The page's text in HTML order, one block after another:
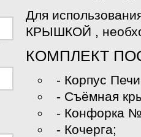
Для
КРЫШКОЙ ,
КОМПЛЕКТ
- Корпус
- Съёмная
- Конфорка
- Кочерга;